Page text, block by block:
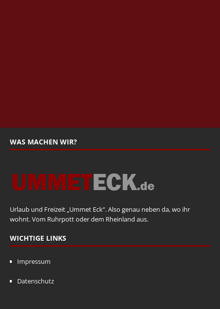
WAS MACHEN WIR?
Urlaub und Freizeit „Ummet Eck“. Also genau neben da, wo ihr
wohnt. Vom Ruhrpott oder dem Rheinland aus.
WICHTIGE LINKS
Impressum
Datenschutz